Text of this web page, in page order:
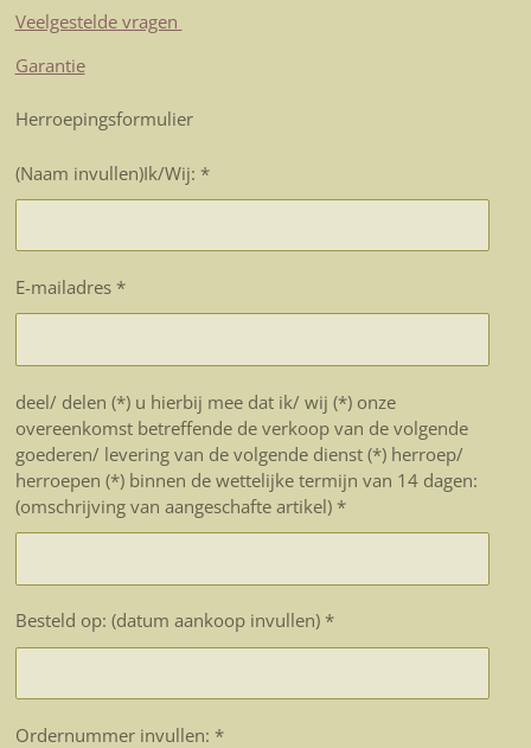
Veelgestelde vragen
Garantie
Herroepingsformulier
(Naam invullen)Ik/Wij: *
E-mailadres *
deel/ delen (*) u hierbij mee dat ik/ wij (*) onze
overeenkomst betreffende de verkoop van de volgende
goederen/ levering van de volgende dienst (*) herroep/
herroepen (*) binnen de wettelijke termijn van 14 dagen:
(omschrijving van aangeschafte artikel) *
Besteld op: (datum aankoop invullen) *
Ordernummer invullen: *